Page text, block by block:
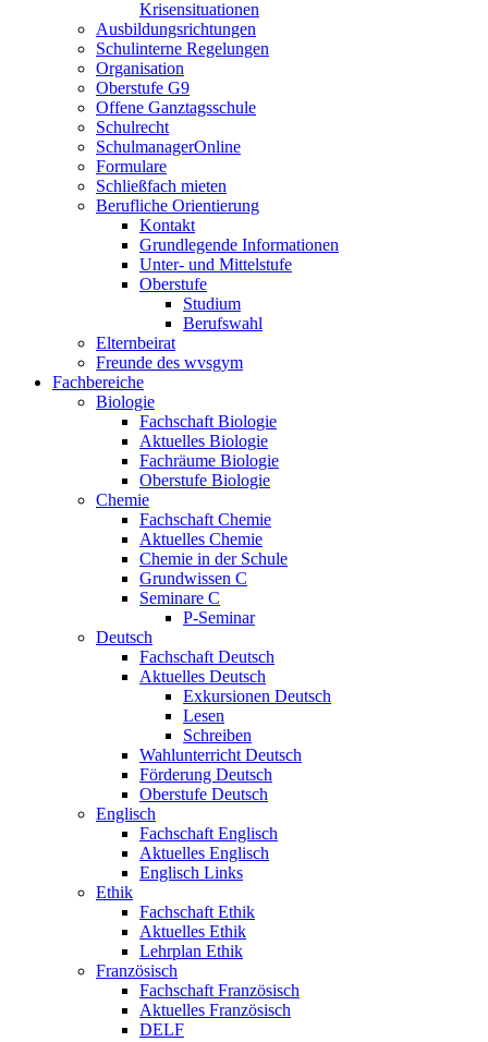
Krisensituationen
Ausbildungsrichtungen
Schulinterne Regelungen
Organisation
Oberstufe G9
Offene Ganztagsschule
Schulrecht
SchulmanagerOnline
Formulare
Schließfach mieten
Berufliche Orientierung
Kontakt
Grundlegende Informationen
Unter- und Mittelstufe
Oberstufe
Studium
Berufswahl
Elternbeirat
Freunde des wvsgym
Fachbereiche
Biologie
Fachschaft Biologie
Aktuelles Biologie
Fachräume Biologie
Oberstufe Biologie
Chemie
Fachschaft Chemie
Aktuelles Chemie
Chemie in der Schule
Grundwissen C
Seminare C
P-Seminar
Deutsch
Fachschaft Deutsch
Aktuelles Deutsch
Exkursionen Deutsch
Lesen
Schreiben
Wahlunterricht Deutsch
Förderung Deutsch
Oberstufe Deutsch
Englisch
Fachschaft Englisch
Aktuelles Englisch
Englisch Links
Ethik
Fachschaft Ethik
Aktuelles Ethik
Lehrplan Ethik
Französisch
Fachschaft Französisch
Aktuelles Französisch
DELF